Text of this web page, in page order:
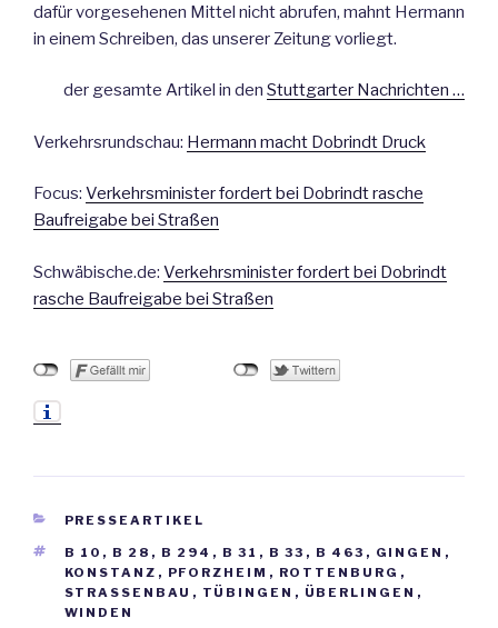
dafür vorgesehenen Mittel nicht abrufen, mahnt Hermann
in einem Schreiben, das unserer Zeitung vorliegt.
der gesamte Artikel in den Stuttgarter Nachrichten …
Verkehrsrundschau: Hermann macht Dobrindt Druck
Focus: Verkehrsminister fordert bei Dobrindt rasche
Baufreigabe bei Straßen
Schwäbische.de: Verkehrsminister fordert bei Dobrindt
rasche Baufreigabe bei Straßen
KATEGORIEN
PRESSEARTIKEL
SCHLAGWÖRTER
B 10 , B 28 , B 294 , B 31 , B 33 , B 463 , GINGEN ,
KONSTANZ , PFORZHEIM , ROTTENBURG ,
STRASSENBAU , TÜBINGEN , ÜBERLINGEN ,
WINDEN